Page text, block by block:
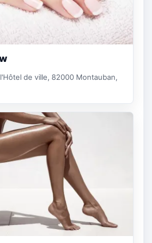
de ville, 82000 Montauban,